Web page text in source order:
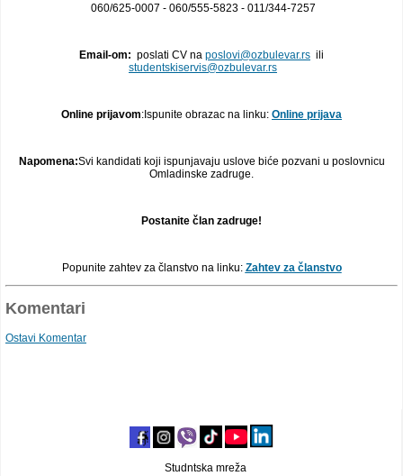
Studntska mreža
060/625-0007 - 060/555-5823 - 011/344-7257
Email-om: poslati CV na poslovi@ozbulevar.rs ili
studentskiservis@ozbulevar.rs
Online prijavom:Ispunite obrazac na linku: Online prijava
Napomena:Svi kandidati koji ispunjavaju uslove biće pozvani u poslovnicu
Omladinske zadruge.
Postanite član zadruge!
Popunite zahtev za članstvo na linku: Zahtev za članstvo
Komentari
Ostavi Komentar